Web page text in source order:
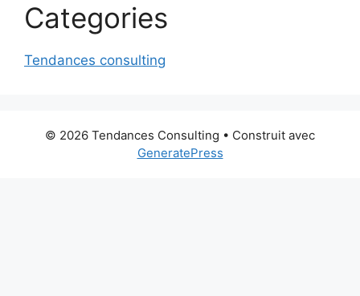
Categories
Tendances consulting
© 2026 Tendances Consulting • Construit avec
GeneratePress